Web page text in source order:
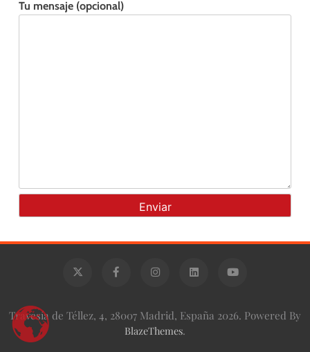
Tu mensaje (opcional)
Travesía de Téllez, 4, 28007 Madrid, España 2026. Powered By
BlazeThemes.